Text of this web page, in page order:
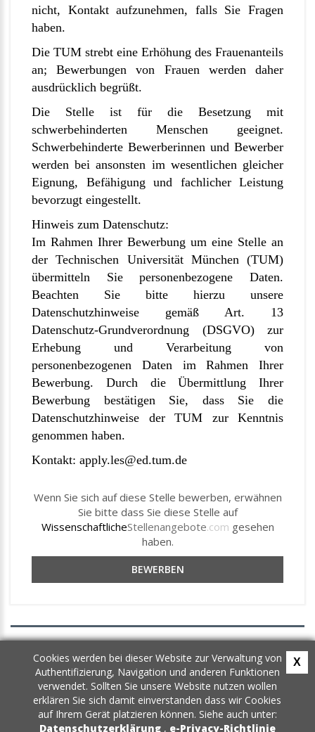
nicht, Kontakt aufzunehmen, falls Sie Fragen
haben.
Die TUM strebt eine Erhöhung des Frauenanteils
an; Bewerbungen von Frauen werden daher
ausdrücklich begrüßt.
Die Stelle ist für die Besetzung mit
schwerbehinderten Menschen geeignet.
Schwerbehinderte Bewerberinnen und Bewerber
werden bei ansonsten im wesentlichen gleicher
Eignung, Befähigung und fachlicher Leistung
bevorzugt eingestellt.
Hinweis zum Datenschutz:
Im Rahmen Ihrer Bewerbung um eine Stelle an
der Technischen Universität München (TUM)
übermitteln Sie personenbezogene Daten.
Beachten Sie bitte hierzu unsere
Datenschutzhinweise gemäß Art. 13
Datenschutz-Grundverordnung (DSGVO) zur
Erhebung und Verarbeitung von
personenbezogenen Daten im Rahmen Ihrer
Bewerbung. Durch die Übermittlung Ihrer
Bewerbung bestätigen Sie, dass Sie die
Datenschutzhinweise der TUM zur Kenntnis
genommen haben.
Kontakt: apply.les@ed.tum.de
Wenn Sie sich auf diese Stelle bewerben, erwähnen
Sie bitte dass Sie diese Stelle auf
WissenschaftlicheStellenangebote.com gesehen
haben.
BEWERBEN
AGB
Datenschutz
Newsletter
Kontakt
Cookies werden bei dieser Website zur Verwaltung von
Authentifizierung, Navigation und anderen Funktionen
verwendet. Sollten Sie unsere Website nutzen wollen
erklären Sie sich damit einverstanden dass wir Cookies
auf Ihrem Gerät platzieren können. Siehe auch unter:
Datenschutzerklärung , e-Privacy-Richtlinie
X